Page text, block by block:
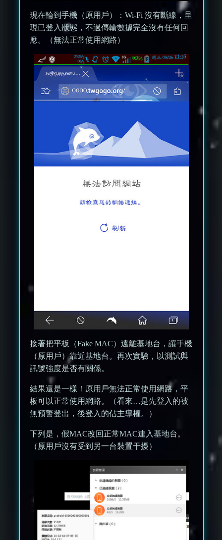
現在輪到手機（原用戶）：Wi-Fi 沒有斷線，呈
現已登入狀態，不過傳輸數據完全沒有任何回
應。（無法正常使用網路）
接著把平板（Fake MAC）遠離基地台，讓手機
（原用戶）靠近基地台。再次實驗，以測試與
訊號強度是否有關係。
結果還是一樣！原用戶無法正常使用網路，平
板可以正常使用網路。（看來…是先登入的被
無預警登出，後登入的佔主導權。）
下列是，假MAC改回正常MAC連入基地台。
（原用戶沒有受到另一台裝置干擾）